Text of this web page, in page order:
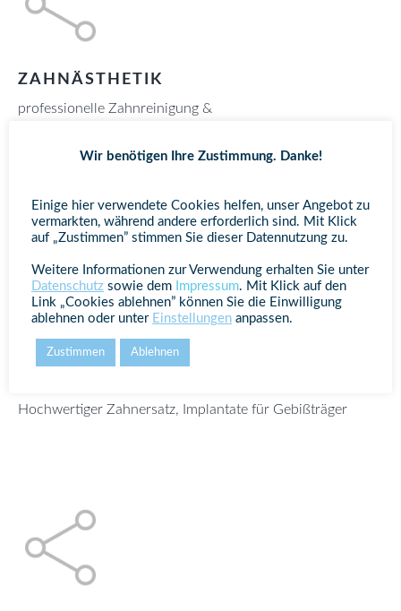
ZAHNÄSTHETIK
professionelle Zahnreinigung &
Brücken, Keramikverblendungen, Amalgamfreie
Hochwertiger Zahnersatz, Implantate für Gebißträger
Wir benötigen Ihre Zustimmung. Danke!
Einige hier verwendete Cookies helfen, unser Angebot zu
vermarkten, während andere erforderlich sind. Mit Klick
auf „Zustimmen” stimmen Sie dieser Datennutzung zu.
Weitere Informationen zur Verwendung erhalten Sie unter
Datenschutz sowie dem Impressum. Mit Klick auf den
Link „Cookies ablehnen” können Sie die Einwilligung
ablehnen oder unter Einstellungen anpassen.
Zustimmen Ablehnen